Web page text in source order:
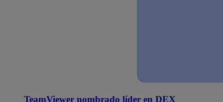
TeamViewer nombrado líder en DEX